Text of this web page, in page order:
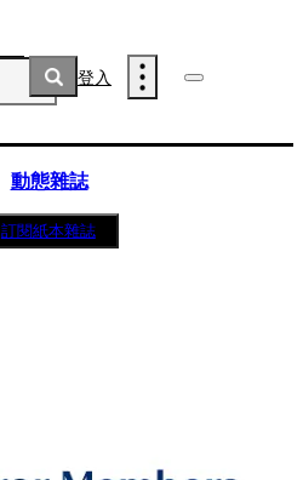
登入
動態雜誌
訂閱紙本雜誌